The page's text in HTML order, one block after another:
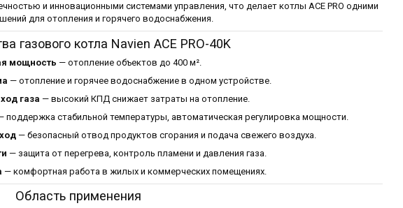
и инновационными системами управления, что делает котлы ACE PRO одними
для отопления и горячего водоснабжения.
газового котла Navien ACE PRO-40K
мощность — отопление объектов до 400 м².
— отопление и горячее водоснабжение в одном устройстве.
газа — высокий КПД снижает затраты на отопление.
поддержка стабильной температуры, автоматическая регулировка мощности.
— безопасный отвод продуктов сгорания и подача свежего воздуха.
— защита от перегрева, контроль пламени и давления газа.
— комфортная работа в жилых и коммерческих помещениях.
Область применения